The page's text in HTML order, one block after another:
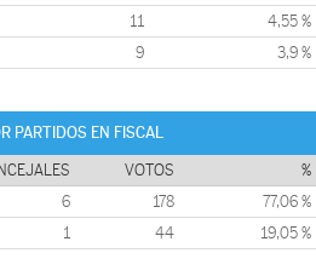
11 4,55 %
9 3,9 %
PARTIDOS EN FISCAL
VOTOS %
6 178 77,06 %
1 44 19,05 %